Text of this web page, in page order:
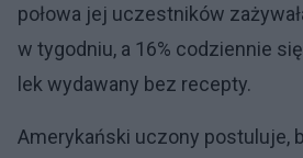
połowa jej uczestników
w tygodniu, a 16% codziennie
lek wydawany bez recepty.
Amerykański uczony postuluje,